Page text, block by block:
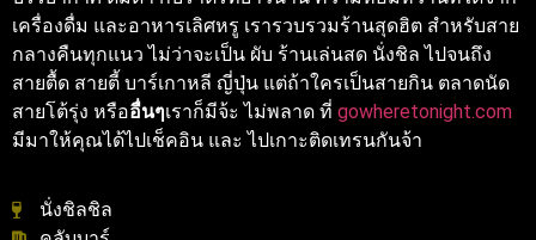
เครื่องดื่ม และอาหารเลิศหรู เรารวบรวมร้านสุดฮิต สำหรับสาย
กลางคืนทุกแนว ไม่ว่าจะเป็น ผับ ร้านเล่นสด นั่งชิล ไปจนถึง
สายตื้ด สายตี้ บาร์เกาหลี ญี่ปุ่น แต่ถ้าใครเป็นสายกิน ตลาดนัด
สายโต้รุ่ง หรืออื่นๆเราก็มีจ้ะ ไม่พลาด ที่ gowheretonight.com
มีมาให้คุณได้ไปเช็คอิน และ ไปเกาะติดเทรนกันจ้า
นั่งชิลชิล